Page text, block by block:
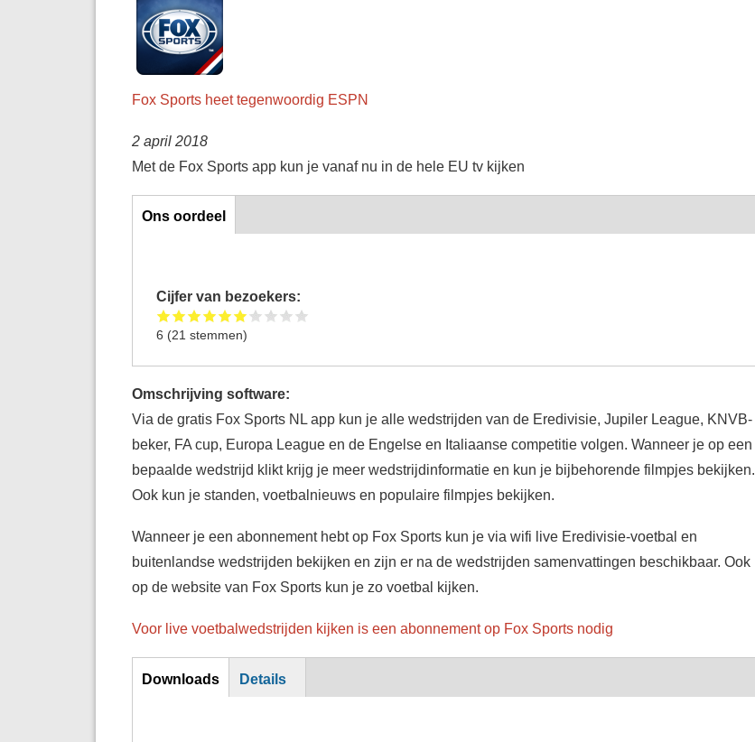
Fox Sports heet tegenwoordig ESPN
2 april 2018
Met de Fox Sports app kun je vanaf nu in de hele EU tv kijken
Ons oordeel
Ons oordeel
Cijfer van bezoekers:
6 (21 stemmen)
Omschrijving software:
Via de gratis Fox Sports NL app kun je alle wedstrijden van de Eredivisie, Jupiler League, KNVB-
beker, FA cup, Europa League en de Engelse en Italiaanse competitie volgen. Wanneer je op een
bepaalde wedstrijd klikt krijg je meer wedstrijdinformatie en kun je bijbehorende filmpjes bekijken.
Ook kun je standen, voetbalnieuws en populaire filmpjes bekijken.
Wanneer je een abonnement hebt op Fox Sports kun je via wifi live Eredivisie-voetbal en
buitenlandse wedstrijden bekijken en zijn er na de wedstrijden samenvattingen beschikbaar. Ook
op de website van Fox Sports kun je zo voetbal kijken.
Voor live voetbalwedstrijden kijken is een abonnement op Fox Sports nodig
Download
Downloads Details